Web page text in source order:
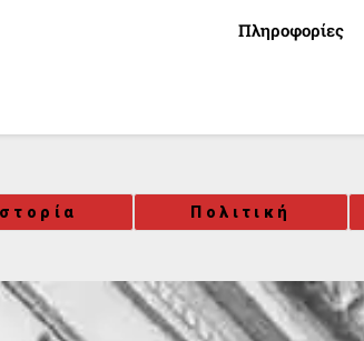
Πληροφορίες
Ιστορία Πολιτική